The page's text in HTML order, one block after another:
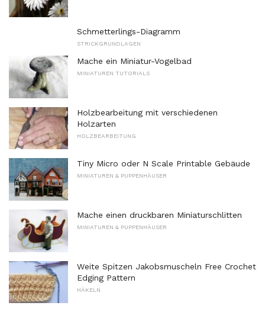
Schmetterlings-Diagramm
STRICKGRUNDLAGEN
Mache ein Miniatur-Vogelbad
MINIATUREN TUTORIALS
Holzbearbeitung mit verschiedenen
Holzarten
HOLZBEARBEITUNG
Tiny Micro oder N Scale Printable Gebäude
MINIATUREN & PUPPENHÄUSER
Mache einen druckbaren Miniaturschlitten
MINIATUREN & PUPPENHÄUSER
Weite Spitzen Jakobsmuscheln Free Crochet
Edging Pattern
HÄKELN